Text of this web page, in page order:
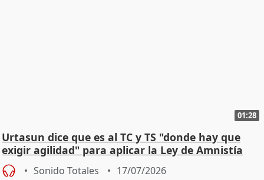
01:28
Urtasun dice que es al TC y TS "donde hay que
exigir agilidad" para aplicar la Ley de Amnistía
Sonido Totales 17/07/2026